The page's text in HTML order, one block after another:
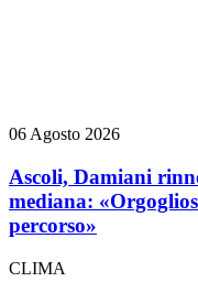
06 Agosto 2026
Ascoli, Damiani
mediana:
percorso»
CLIMA